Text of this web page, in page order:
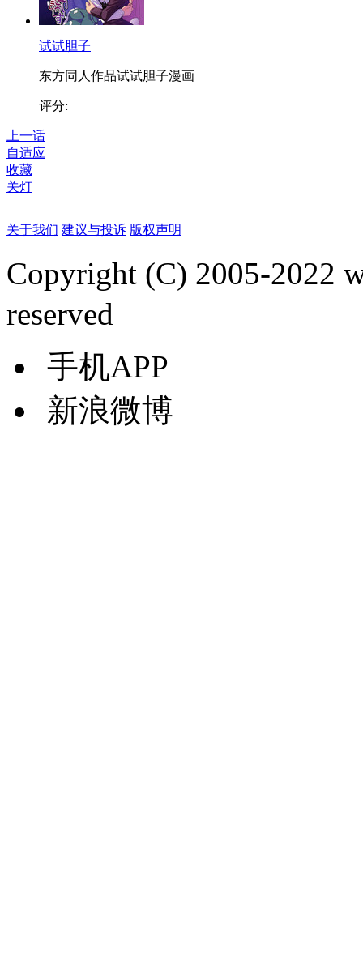
试试胆子
东方同人作品试试胆子漫画
评分:
上一话
自适应
收藏
关灯
关于我们 建议与投诉 版权声明
Copyright (C) 2005-2022
reserved
手机APP
新浪微博